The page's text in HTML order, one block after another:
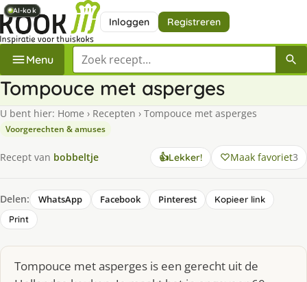
Inloggen Registreren
Menu Zoek een recept
Tompouce met asperges
U bent hier: Home › Recepten › Tompouce met asperges
Voorgerechten & amuses
Recept van bobbeltje 👍Lekker! Maak favoriet3
Delen: WhatsApp Facebook Pinterest
Kopieer link
Print
Tompouce met asperges is een gerecht uit de
AI-kok
AI-kok
AI-kok
AI-kok